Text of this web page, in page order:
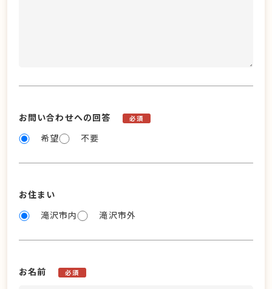
お問い合わせへの回答 必須
希望 不要
お住まい
滝沢市内
滝沢市外
お名前 必須